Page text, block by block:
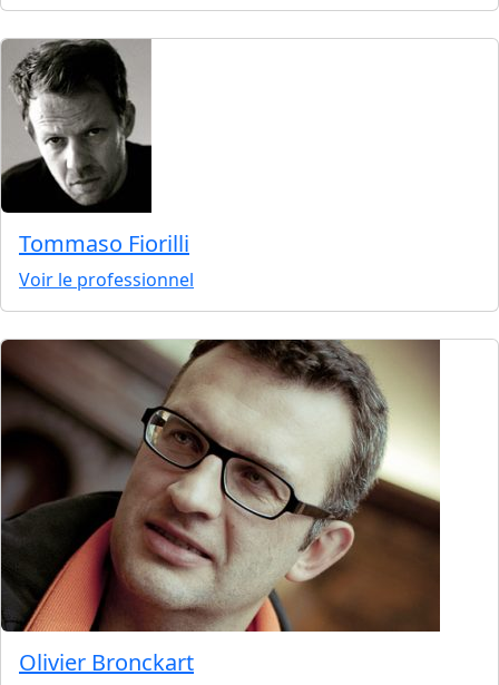
Tommaso Fiorilli
Voir le professionnel
Olivier Bronckart